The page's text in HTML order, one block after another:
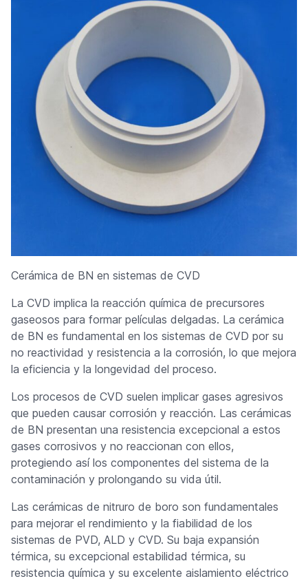
Cerámica de BN en sistemas de CVD
La CVD implica la reacción química de precursores
gaseosos para formar películas delgadas. La cerámica
de BN es fundamental en los sistemas de CVD por su
no reactividad y resistencia a la corrosión, lo que mejora
la eficiencia y la longevidad del proceso.
Los procesos de CVD suelen implicar gases agresivos
que pueden causar corrosión y reacción. Las cerámicas
de BN presentan una resistencia excepcional a estos
gases corrosivos y no reaccionan con ellos,
protegiendo así los componentes del sistema de la
contaminación y prolongando su vida útil.
Las cerámicas de nitruro de boro son fundamentales
para mejorar el rendimiento y la fiabilidad de los
sistemas de PVD, ALD y CVD. Su baja expansión
térmica, su excepcional estabilidad térmica, su
resistencia química y su excelente aislamiento eléctrico